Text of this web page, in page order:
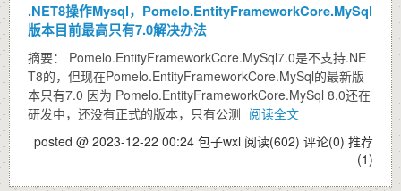
.NET8操作Mysql，Pomelo.EntityFrameworkCore.MySql
版本目前最高只有7.0解决办法
摘要： Pomelo.EntityFrameworkCore.MySql7.0是不支持.NE
T8的，但现在Pomelo.EntityFrameworkCore.MySql的最新版
本只有7.0 因为 Pomelo.EntityFrameworkCore.MySql 8.0还在
研发中，还没有正式的版本，只有公测 阅读全文
posted @ 2023-12-22 00:24 包子wxl 阅读(602) 评论(0) 推荐
(1)